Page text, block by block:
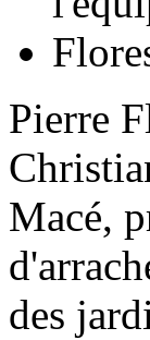
Pierre
Macé,
des